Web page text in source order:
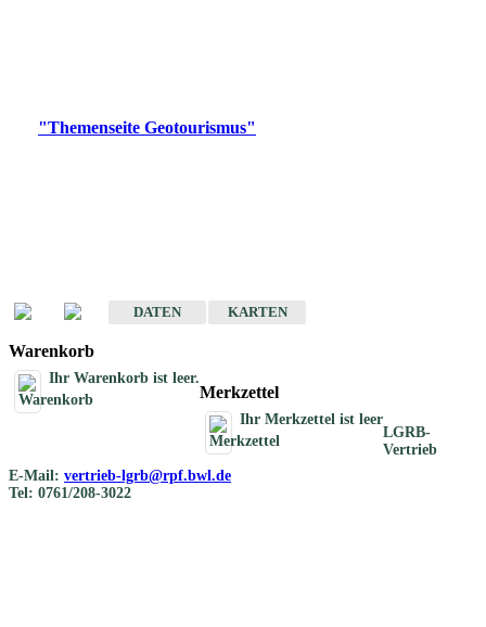
"Themenseite Geotourismus"
DATEN
KARTEN
Warenkorb
Ihr Warenkorb ist leer.
Merkzettel
Ihr Merkzettel ist leer
LGRB-
Vertrieb
E-Mail: vertrieb-lgrb@rpf.bwl.de
Tel: 0761/208-3022